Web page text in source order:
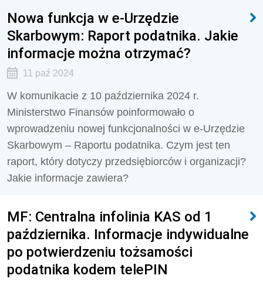
Nowa funkcja w e-Urzędzie
Skarbowym: Raport podatnika. Jakie
informacje można otrzymać?
11 paź 2024
W komunikacie z 10 października 2024 r.
Ministerstwo Finansów poinformowało o
wprowadzeniu nowej funkcjonalności w e-Urzędzie
Skarbowym – Raportu podatnika. Czym jest ten
raport, który dotyczy przedsiębiorców i organizacji?
Jakie informacje zawiera?
MF: Centralna infolinia KAS od 1
października. Informacje indywidualne
po potwierdzeniu tożsamości
podatnika kodem telePIN